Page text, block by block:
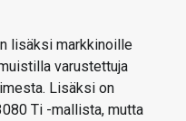
lisäksi markkinoille
varustettuja
Lisäksi on
Ti -mallista, mutta